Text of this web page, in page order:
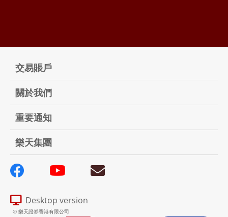
交易賬戶
關於我們
重要通知
樂天集團
Desktop version
© 樂天證券香港有限公司